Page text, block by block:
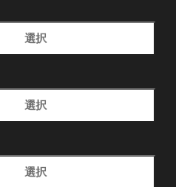
選択
選択
選択